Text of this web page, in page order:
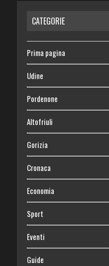
CATEGORIE
Prima pagina
Udine
Pordenone
Altofriuli
Gorizia
Cronaca
Economia
Sport
Eventi
Guide